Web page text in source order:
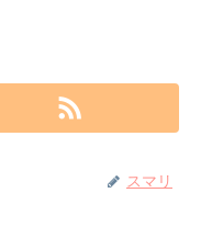
スマリ